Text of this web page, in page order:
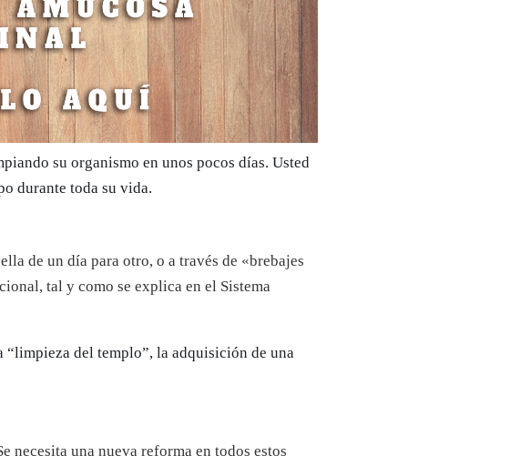
su organismo en unos pocos días. Usted
durante toda su vida.
de un día para otro, o a través de «brebajes
tal y como se explica en el Sistema
“limpieza del templo”, la adquisición de una
necesita una nueva reforma en todos estos